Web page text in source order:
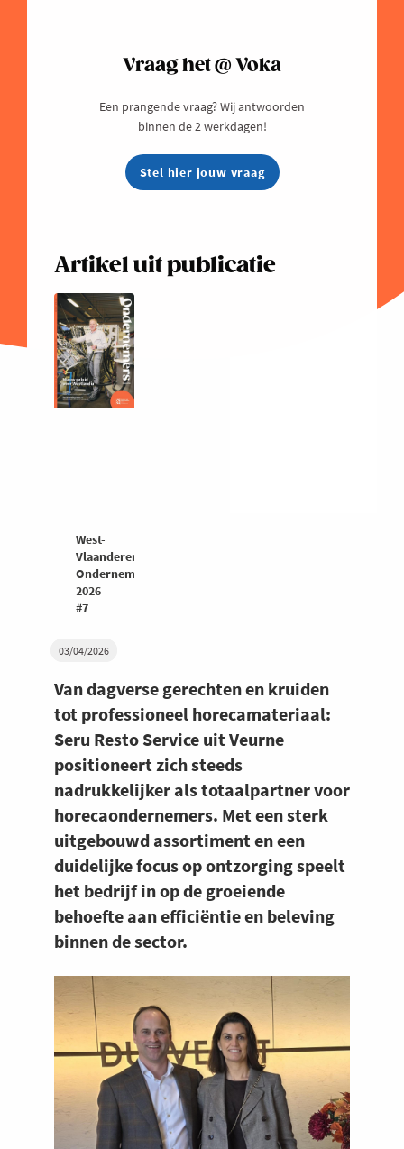
03/04/2026
Van dagverse gerechten en kruiden
tot professioneel horecamateriaal:
Seru Resto Service uit Veurne
positioneert zich steeds
nadrukkelijker als totaalpartner voor
horecaondernemers. Met een sterk
uitgebouwd assortiment en een
duidelijke focus op ontzorging speelt
het bedrijf in op de groeiende
behoefte aan efficiëntie en beleving
binnen de sector.
Vraag het @ Voka
Een prangende vraag? Wij antwoorden
binnen de 2 werkdagen!
Stel hier jouw vraag
Artikel uit publicatie
West-
Vlaanderen
Ondernemers
2026
#7